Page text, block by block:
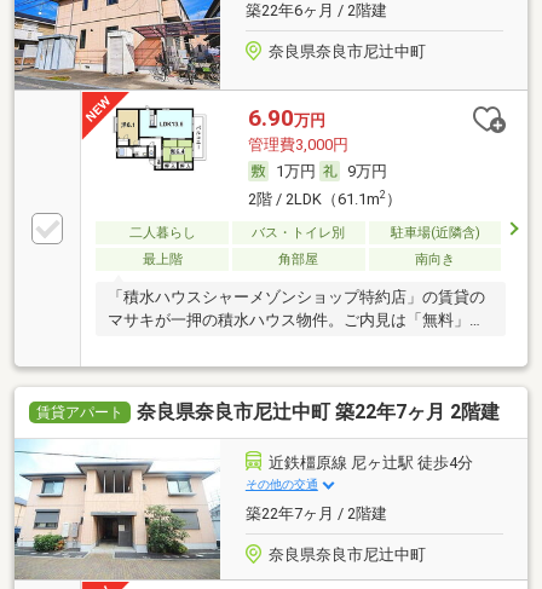
築22年6ヶ月 / 2階建
奈良県奈良市尼辻中町
6.90万円
管理費3,000円
1万円
9万円
2階 / 2LDK（61.1m2）
二人暮らし バス・トイレ別
駐車場(近隣含)
最上階
角部屋 南向き
「積水ハウスシャーメゾンショップ特約店」の賃貸の
マサキが一押の積水ハウス物件。ご内見は「無料」で
賃貸アパート 奈良県奈良市尼辻中町 築22年7ヶ月 2階建
近鉄橿原線 尼ヶ辻駅 徒歩4分
その他の交通
築22年7ヶ月 / 2階建
奈良県奈良市尼辻中町